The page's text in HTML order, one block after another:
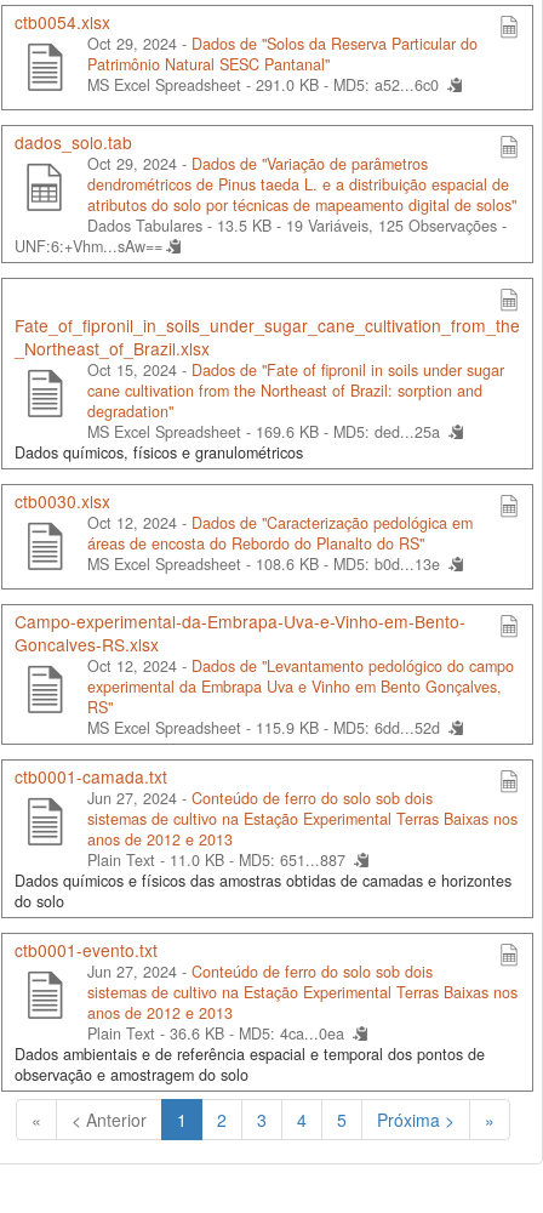
ctb0054.xlsx
Oct 29, 2024 - Dados de "Solos da Reserva Particular do
Patrimônio Natural SESC Pantanal"
MS Excel Spreadsheet - 291.0 KB - MD5: a52...6c0
dados_solo.tab
Oct 29, 2024 - Dados de "Variação de parâmetros
dendrométricos de Pinus taeda L. e a distribuição espacial de
atributos do solo por técnicas de mapeamento digital de solos"
Dados Tabulares - 13.5 KB - 19 Variáveis, 125 Observações -
UNF:6:+Vhm...sAw==
Fate_of_fipronil_in_soils_under_sugar_cane_cultivation_from_the
_Northeast_of_Brazil.xlsx
Oct 15, 2024 - Dados de "Fate of fipronil in soils under sugar
cane cultivation from the Northeast of Brazil: sorption and
degradation"
MS Excel Spreadsheet - 169.6 KB - MD5: ded...25a
Dados químicos, físicos e granulométricos
ctb0030.xlsx
Oct 12, 2024 - Dados de "Caracterização pedológica em
áreas de encosta do Rebordo do Planalto do RS"
MS Excel Spreadsheet - 108.6 KB - MD5: b0d...13e
Campo-experimental-da-Embrapa-Uva-e-Vinho-em-Bento-
Goncalves-RS.xlsx
Oct 12, 2024 - Dados de "Levantamento pedológico do campo
experimental da Embrapa Uva e Vinho em Bento Gonçalves,
RS"
MS Excel Spreadsheet - 115.9 KB - MD5: 6dd...52d
ctb0001-camada.txt
Jun 27, 2024 - Conteúdo de ferro do solo sob dois
sistemas de cultivo na Estação Experimental Terras Baixas nos
anos de 2012 e 2013
Plain Text - 11.0 KB - MD5: 651...887
Dados químicos e físicos das amostras obtidas de camadas e horizontes
do solo
ctb0001-evento.txt
Jun 27, 2024 - Conteúdo de ferro do solo sob dois
sistemas de cultivo na Estação Experimental Terras Baixas nos
anos de 2012 e 2013
Plain Text - 36.6 KB - MD5: 4ca...0ea
Dados ambientais e de referência espacial e temporal dos pontos de
observação e amostragem do solo
« < Anterior 1 (Atual)
2 3 4 5 Próxima > »